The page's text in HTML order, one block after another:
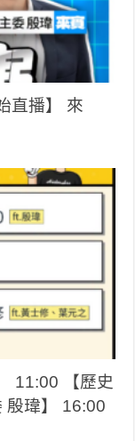
直播】 來
11:00 【歷史
殷瑋】 16:00